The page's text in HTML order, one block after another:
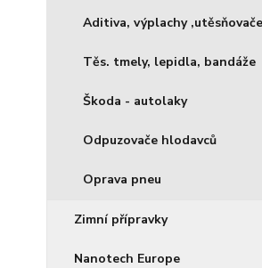
Aditiva, výplachy ,utěsňovače
Těs. tmely, lepidla, bandáže
Škoda - autolaky
Odpuzovače hlodavců
Oprava pneu
Zimní přípravky
Nanotech Europe